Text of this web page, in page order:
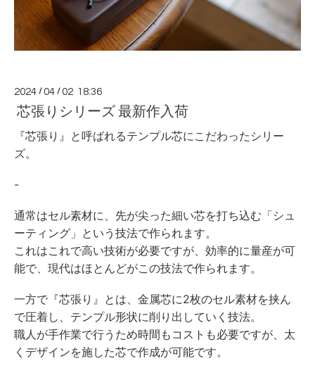
2024 /04 /02 18:36
芯張りシリーズ 最新作入荷
『芯張り』と呼ばれるテンプル芯にこだわったシリー
ズ。
-
通常はセル素材に、先が尖った細い芯を打ち込む「シュ
ーティング」という技法で作られます。
これはこれで高い技術が必要ですが、効率的に量産が可
能で、現代はほとんどがこの技法で作られます。
一方で『芯張り』とは、金属芯に2枚のセル素材を挟ん
で圧着し、テンプル形状に削り出していく技法。
職人が手作業で行うため時間もコストも必要ですが、太
くデザインを施した芯で作成が可能です。